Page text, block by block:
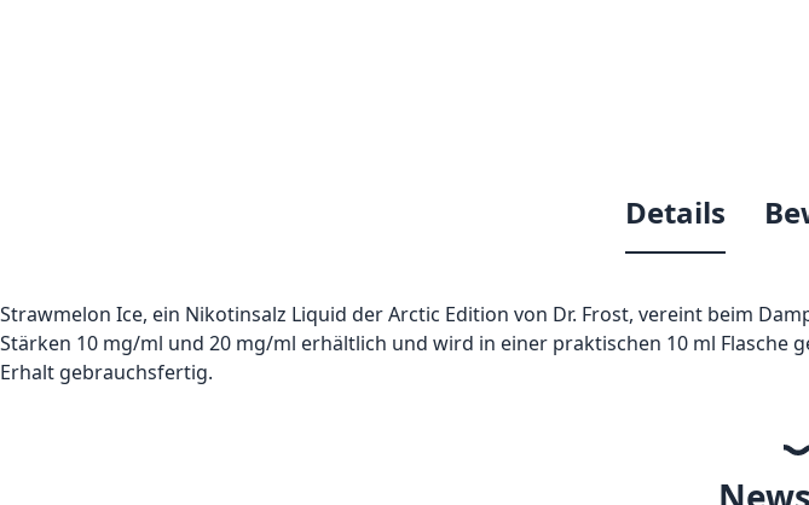
Details
Strawmelon Ice, ein Nikotinsalz Liquid der Arctic Edition von Dr. Frost, vereint beim
Stärken 10 mg/ml und 20 mg/ml erhältlich und wird in einer praktischen 10 ml
Erhalt gebrauchsfertig.